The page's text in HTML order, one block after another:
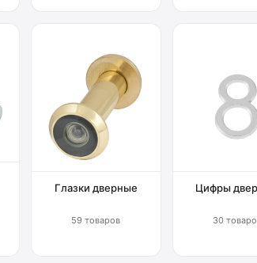
Глазки дверные
59 товаров
Цифры
30